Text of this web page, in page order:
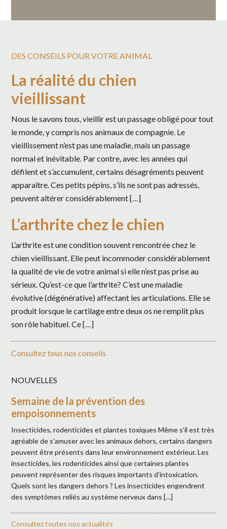
DES CONSEILS POUR VOTRE ANIMAL
La réalité du chien
vieillissant
Nous le savons tous, vieillir est un passage obligé pour tout
le monde, y compris nos animaux de compagnie. Le
vieillissement n’est pas une maladie, mais un passage
normal et inévitable. Par contre, avec les années qui
défilent et s’accumulent, certains désagréments peuvent
apparaître. Ces petits pépins, s’ils ne sont pas adressés,
peuvent altérer considérablement […]
L’arthrite chez le chien
L’arthrite est une condition souvent rencontrée chez le
chien vieillissant. Elle peut incommoder considérablement
la qualité de vie de votre animal si elle n’est pas prise au
sérieux. Qu’est-ce que l’arthrite? C’est une maladie
évolutive (dégénérative) affectant les articulations. Elle se
produit lorsque le cartilage entre deux os ne remplit plus
son rôle habituel. Ce […]
Consultez tous nos conseils
NOUVELLES
Semaine de la prévention des
empoisonnements
Insecticides, rodenticides et plantes toxiques Même s’il est très
agréable de s’amuser avec les animaux dehors, certains dangers
peuvent être présents dans leur environnement extérieur. Les
insecticides, les rodenticides ainsi que certaines plantes
peuvent représenter des risques importants d’intoxication.
Quels sont les dangers dehors ? Les insecticides engendrent
des symptômes reliés au système nerveux dans […]
Consultez toutes nos actualités